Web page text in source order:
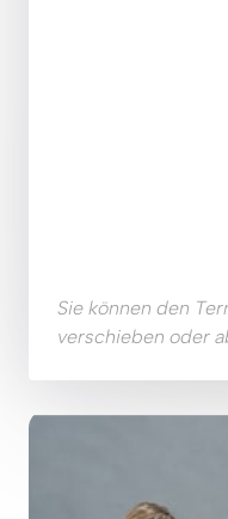
Sie können den
verschieben oder